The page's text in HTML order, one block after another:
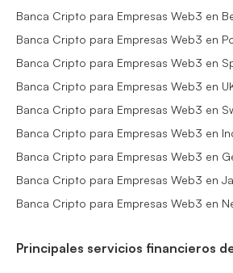
Banca Cripto para Empresas Web3 en
Banca Cripto para Empresas Web3 en
Banca Cripto para Empresas Web3 en
Banca Cripto para Empresas Web3 en
Banca Cripto para Empresas Web3 en
Banca Cripto para Empresas Web3 en
Banca Cripto para Empresas Web3 en
Banca Cripto para Empresas Web3 en
Banca Cripto para Empresas Web3 en
Principales servicios financieros